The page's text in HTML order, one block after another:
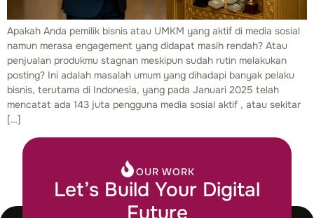
Apakah Anda pemilik bisnis atau UMKM yang aktif di media sosial
namun merasa engagement yang didapat masih rendah? Atau
penjualan produkmu stagnan meskipun sudah rutin melakukan
posting? Ini adalah masalah umum yang dihadapi banyak pelaku
bisnis, terutama di Indonesia, yang pada Januari 2025 telah
mencatat ada 143 juta pengguna media sosial aktif , atau sekitar
[…]
OUR WORK
Let’s Build Your Digital
Future